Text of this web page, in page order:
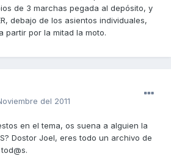
de 3 marchas pegada al depósito, y
debajo de los asientos individuales,
partir por la mitad la moto.
del 2011
en el tema, os suena a alguien la
Dostor Joel, eres todo un archivo de